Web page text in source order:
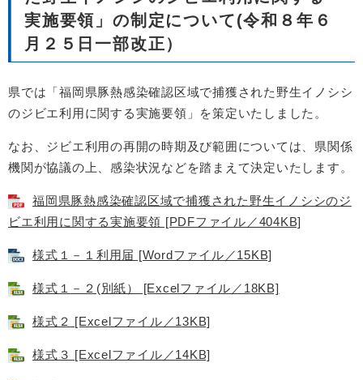
実施要領」の制定について(令和８年６
月２５日一部改正）
県では 「福岡県豚熱感染確認区域で捕獲された野生イノシシ
のジビエ利用に関する実施要領」​を策定いたしました。
なお、ジビエ利用の再開の時期及び範囲については、県関係
機関が協議の上、感染状況などを踏まえて決定いたします。
福岡県豚熱感染確認区域で捕獲された野生イノシシのジ
ビエ利用に関する実施要領 [PDFファイル／404KB]
様式１－１利用届 [Wordファイル／15KB]
様式１－２(別紙） [Excelファイル／18KB]
様式２ [Excelファイル／13KB]
様式３ [Excelファイル／14KB]